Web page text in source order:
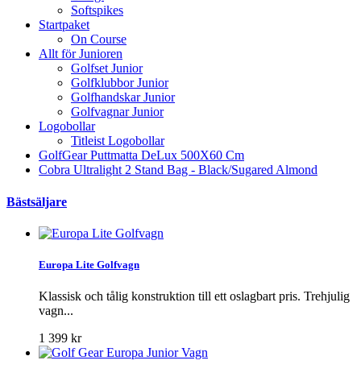
Softspikes
Startpaket
On Course
Allt för Junioren
Golfset Junior
Golfklubbor Junior
Golfhandskar Junior
Golfvagnar Junior
Logobollar
Titleist Logobollar
GolfGear Puttmatta DeLux 500X60 Cm
Cobra Ultralight 2 Stand Bag - Black/Sugared Almond
Bästsäljare
Europa Lite Golfvagn
Klassisk och tålig konstruktion till ett oslagbart pris. Trehjulig
vagn...
1 399 kr